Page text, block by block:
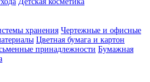
хранения Чертежные и офисные
Цветная бумага и картон
принадлежности Бумажная